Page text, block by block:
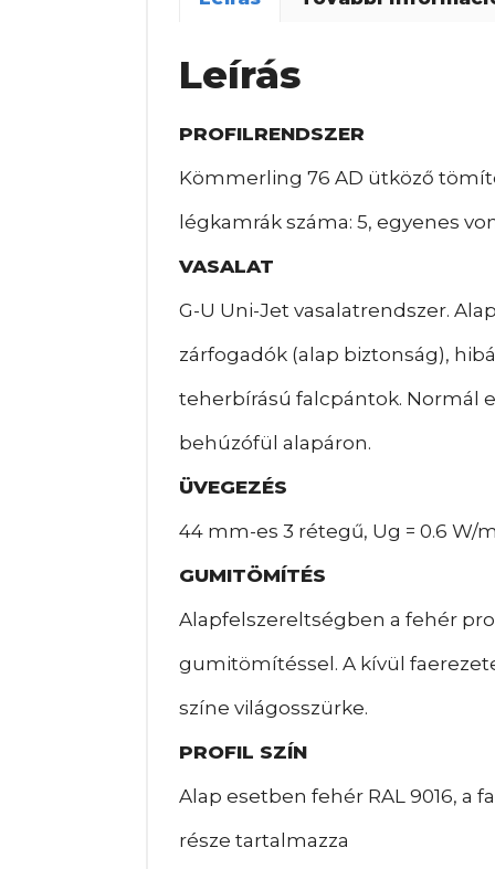
Leírás
PROFILRENDSZER
Kömmerling 76 AD ütköző
légkamrák száma: 5, egyenes
VASALAT
G-U Uni-Jet vasalatrendszer.
zárfogadók (alap biztonság),
teherbírású falcpántok. Normál
behúzófül alapáron.
ÜVEGEZÉS
44 mm-es 3 rétegű, Ug = 0.6 W/
GUMITÖMÍTÉS
Alapfelszereltségben a fehér
gumitömítéssel. A kívül
színe világosszürke.
PROFIL SZÍN
Alap esetben fehér RAL 9016, a
része tartalmazza